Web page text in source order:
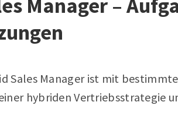
Manager –
Sales Manager ist mit
hybriden Vertriebsstrategie